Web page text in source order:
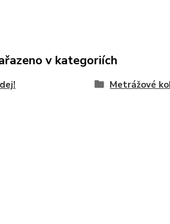
v kategoriích
Metrážové